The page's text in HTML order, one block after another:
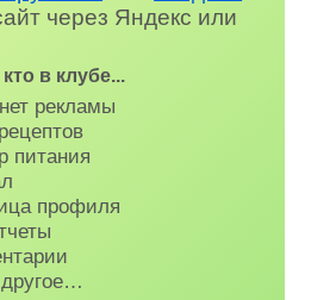
через Яндекс или
в клубе...
рекламы
питания
профиля